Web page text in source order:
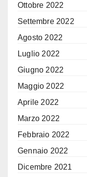
Ottobre 2022
Settembre 2022
Agosto 2022
Luglio 2022
Giugno 2022
Maggio 2022
Aprile 2022
Marzo 2022
Febbraio 2022
Gennaio 2022
Dicembre 2021